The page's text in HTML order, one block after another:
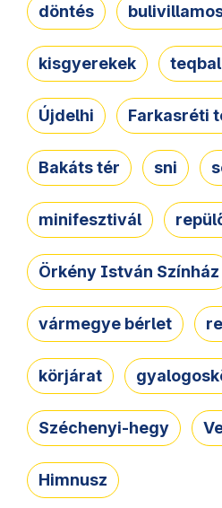
döntés
kisgyerekek
Újdelhi Farkasréti
Bakáts tér sni
minifesztivál
Örkény István Színház
vármegye bérlet
körjárat
Széchenyi-hegy
Himnusz